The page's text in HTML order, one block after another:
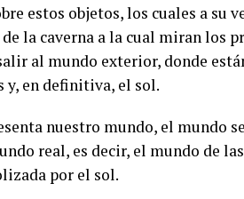
estos objetos, los cuales a su
la caverna a la cual miran los
al mundo exterior, donde
y, en definitiva, el sol.
nuestro mundo, el mundo
real, es decir, el mundo de
por el sol.